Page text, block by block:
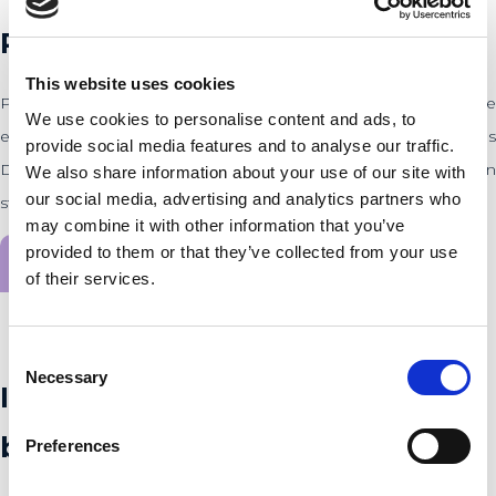
This website uses cookies
We use cookies to personalise content and ads, to
provide social media features and to analyse our traffic.
We also share information about your use of our site with
our social media, advertising and analytics partners who
may combine it with other information that you’ve
provided to them or that they’ve collected from your use
of their services.
Selection
Necessary
Preferences
PLNT Den Haag
PLNT Den Haag is de nieuwe ondernemershub van het Haagse
ecosysteem. Geïnspireerd door de Universiteit Leiden Campus
Den Haag, bieden wij in Den Haag ruimte, kennis en hulp aan
startups in de regio.
Lees meer
Innovatie & ondernemerschap
binnen LSH